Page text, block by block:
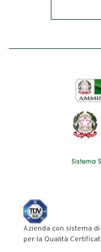
Azienda con sistema
per la Qualità